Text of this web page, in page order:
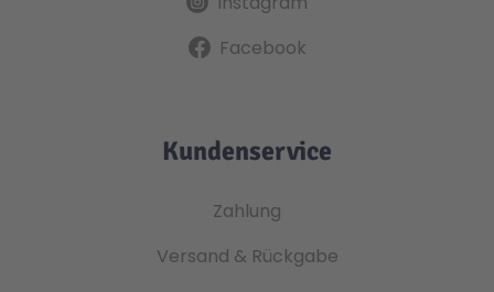
Facebook
Kundenservice
Zahlung
Versand & Rückgabe